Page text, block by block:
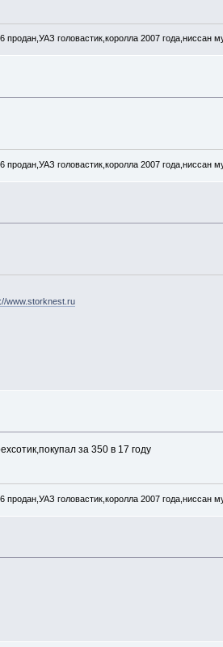
головастик,королла 2007 года,ниссан
головастик,королла 2007 года,ниссан
www.storknest.ru
за 350 в 17 году
головастик,королла 2007 года,ниссан